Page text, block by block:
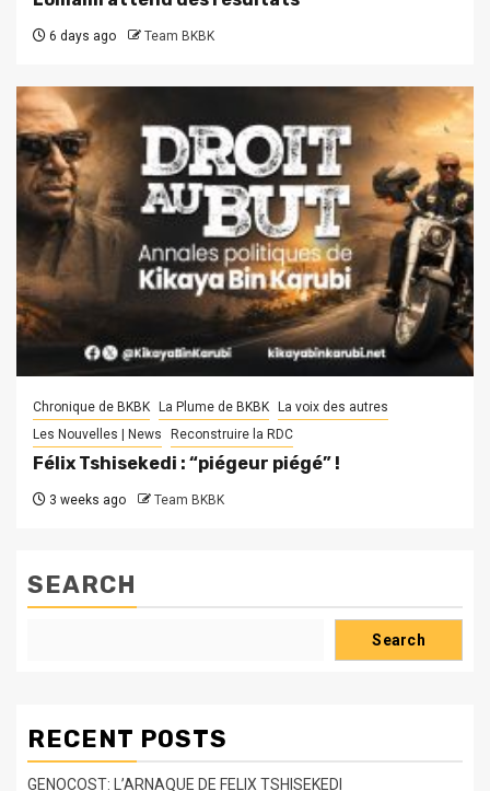
6 days ago Team BKBK
Chronique de BKBK La Plume de BKBK
La voix des autres
Les Nouvelles | News
Reconstruire la RDC
Félix Tshisekedi : “piégeur piégé” !
3 weeks ago Team BKBK
SEARCH
Search
RECENT POSTS
GENOCOST: L’ARNAQUE DE FELIX TSHISEKEDI